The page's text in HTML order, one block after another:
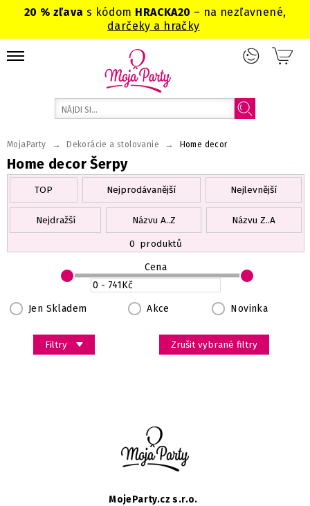
20 % zľavas kódom HRACKA20 – na nezľavnené,
darčeky a hračky
Home decor Šerpy
MojaParty → Dekorácie a stolovanie → Home decor
TOP Nejprodávanější Nejlevnější
Nejdražší Názvu A..Z
Názvu Z..A
0 produktů
Filtry
Jen Skladem Akce Novinka
Cena
Zrušit vybrané filtry
MojeParty.cz s.r.o.